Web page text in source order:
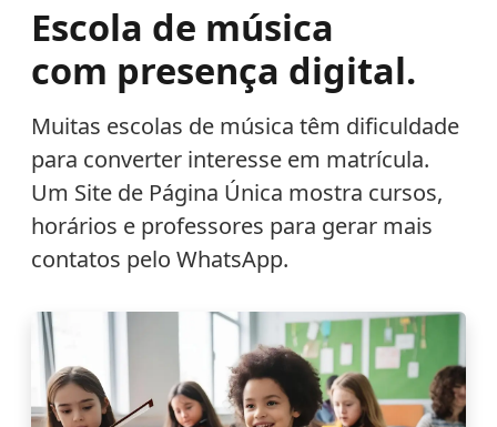
Escola de música
com presença digital.
Muitas escolas de música têm dificuldade
para converter interesse em matrícula.
Um Site de Página Única mostra cursos,
horários e professores para gerar mais
contatos pelo WhatsApp.